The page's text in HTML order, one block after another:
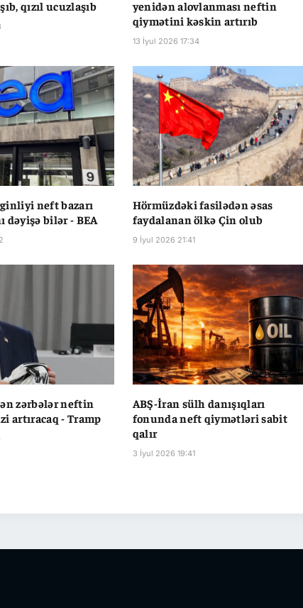
qızıl ucuzlaşıb
yenidən alovlanması neftin
qiymətini kəskin artırıb
13 İyul 2026 17:34
neft bazarı
dəyişə bilər - BEA
Hörmüzdəki fasilədən əsas
faydalanan ölkə Çin olub
9 İyul 2026 21:41
zərbələr neftin
artıracaq - Tramp
ABŞ-İran sülh danışıqları
fonunda neft qiymətləri sabit
qalır
3 İyul 2026 19:41